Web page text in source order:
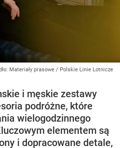
Materiały prasowe / Polskie Linie Lotnicze
i męskie zestawy
podróżne, które
wielogodzinnego
elementem są
i dopracowane detale,